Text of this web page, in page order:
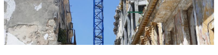
E
S
T
H
E
I
M
L
A
N